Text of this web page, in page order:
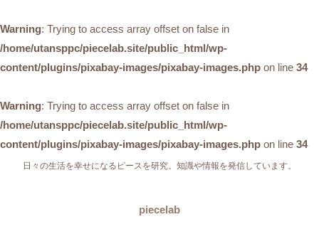
Warning: Trying to access array offset on false in
/home/utansppc/piecelab.site/public_html/wp-
content/plugins/pixabay-images/pixabay-images.php on line 34
Warning: Trying to access array offset on false in
/home/utansppc/piecelab.site/public_html/wp-
content/plugins/pixabay-images/pixabay-images.php on line 34
日々の生活を幸せになるピースを研究。知識や情報を発信しています。
piecelab